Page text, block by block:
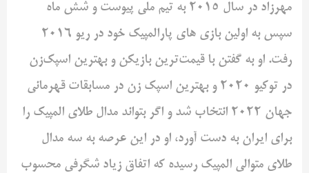
مهرزاد در سال ۲۰۱۵ به تیم ملی پیوست و شش ماه
سپس به اولین بازی های پارالمپیک خود در ریو ۲۰۱۶
رفت. او به گفتن با قیمت‌ترین بازیکن و بهترین اسپک‌زن
در توکیو ۲۰۲۰ و بهترین اسپک زن در مسابقات قهرمانی
جهان ۲۰۲۲ انتخاب شد و اگر بتواند مدال طلای المپیک را
برای ایران به دست آورد، او در این عرصه به سه مدال
طلای متوالی المپیک رسیده که اتفاق زیاد شگرفی محسوب